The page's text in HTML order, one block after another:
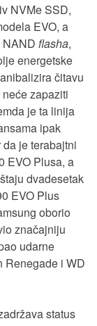
NVMe SSD,
EVO, a
flasha,
energetske
čitavu
zapaziti
je ta linija
ipak
je terabajtni
EVO Plusa, a
dvadesetak
EVO Plus
oborio
značajniju
udarne
Renegade i WD
status